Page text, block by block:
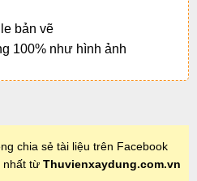
bản vẽ
100% như hình ảnh
chia sẻ tài liệu trên Facebook
nhất từ Thuvienxaydung.com.vn